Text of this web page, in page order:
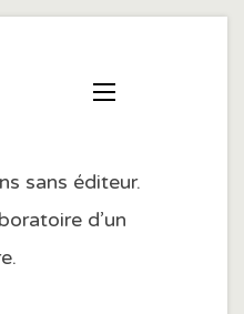
sans éditeur.
d’un